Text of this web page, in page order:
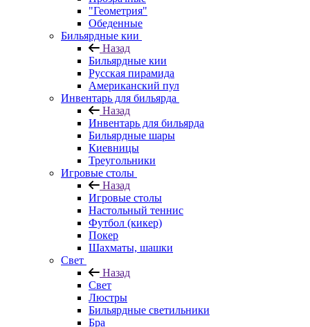
"Геометрия"
Обеденные
Бильярдные кии
Назад
Бильярдные кии
Русская пирамида
Американский пул
Инвентарь для бильярда
Назад
Инвентарь для бильярда
Бильярдные шары
Киевницы
Треугольники
Игровые столы
Назад
Игровые столы
Настольный теннис
Футбол (кикер)
Покер
Шахматы, шашки
Свет
Назад
Свет
Люстры
Бильярдные светильники
Бра